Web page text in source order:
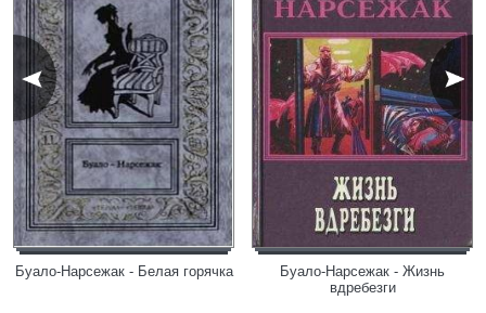
Буало-Нарсежак - Белая горячка
Буало-Нарсежак - Жизнь
вдребезги